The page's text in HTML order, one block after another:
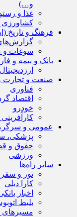
و…)
غذا و
کشاورزی
فرهنگ و تاریخ
سوغات و
بانک و بیمه و
ارزدیجیتال
صنعت و تجارت
فناوری
اقتصاد
خودرو
کارآفرینی
عمومی و
پزشکی،
حقوق و
ورزشی
سایر راه‌ها
تور و سفر
کارا دیلی
اخبار
بلیط
مسیرهای